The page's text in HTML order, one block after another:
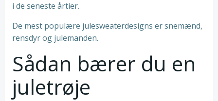
i de seneste årtier.
De mest populære julesweaterdesigns er snemænd,
rensdyr og julemanden.
Sådan bærer du en
juletrøje